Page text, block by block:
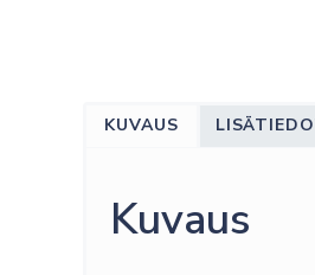
KUVAUS
Kuvaus